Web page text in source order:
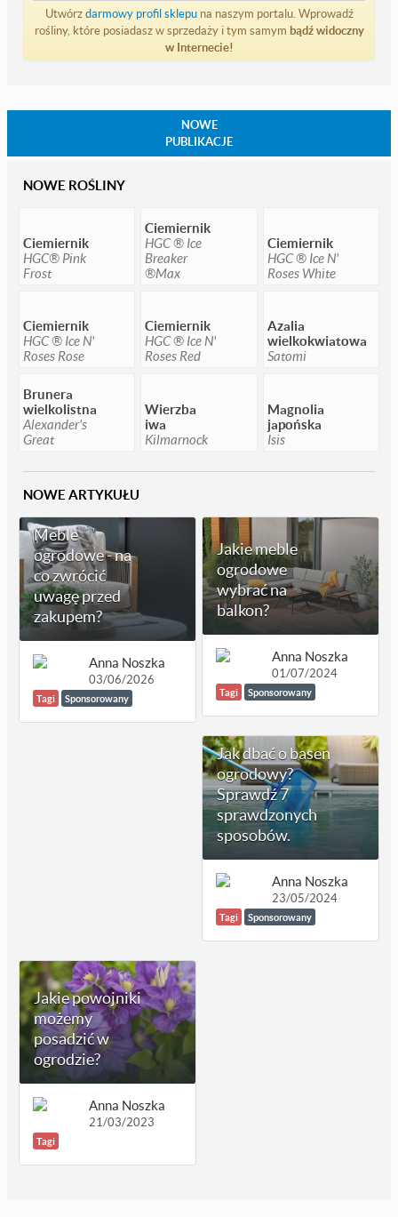
Utwórzdarmowy profil sklepuna naszym portalu. Wprowadź
rośliny, które posiadasz w sprzedaży i tym samym bądź widoczny
w Internecie!
NOWE
PUBLIKACJE
NOWE ROŚLINY
Ciemiernik
HGC® Pink
Frost
Ciemiernik
HGC ® Ice
Breaker
®Max
Ciemiernik
HGC ® Ice N'
Roses White
Ciemiernik
HGC ® Ice N'
Roses Rose
Ciemiernik
HGC ® Ice N'
Roses Red
Azalia
wielkokwiatowa
Satomi
Brunera
wielkolistna
Alexander's
Great
Wierzba
iwa
Kilmarnock
Magnolia
japońska
Isis
NOWE ARTYKUŁU
Meble
ogrodowe - na
co zwrócić
uwagę przed
zakupem?
Anna Noszka
03/06/2026
Tagi Sponsorowany
Jakie meble
ogrodowe
wybrać na
balkon?
Anna Noszka
01/07/2024
Tagi Sponsorowany
Jak dbać o basen
ogrodowy?
Sprawdź 7
sprawdzonych
sposobów.
Anna Noszka
23/05/2024
Tagi Sponsorowany
Jakie powojniki
możemy
posadzić w
ogrodzie?
Anna Noszka
21/03/2023
Tagi